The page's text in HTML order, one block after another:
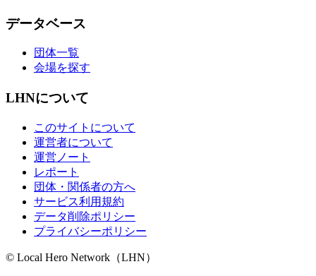
データベース
団体一覧
会場を探す
LHNについて
このサイトについて
運営者について
運営ノート
レポート
団体・関係者の方へ
サービス利用規約
データ削除ポリシー
プライバシーポリシー
© Local Hero Network（LHN）